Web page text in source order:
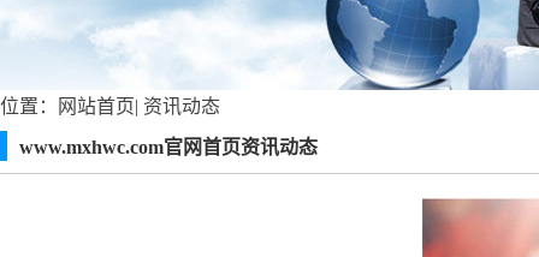
位置： 网站首页| 资讯动态
www.mxhwc.com官网首页资讯动态